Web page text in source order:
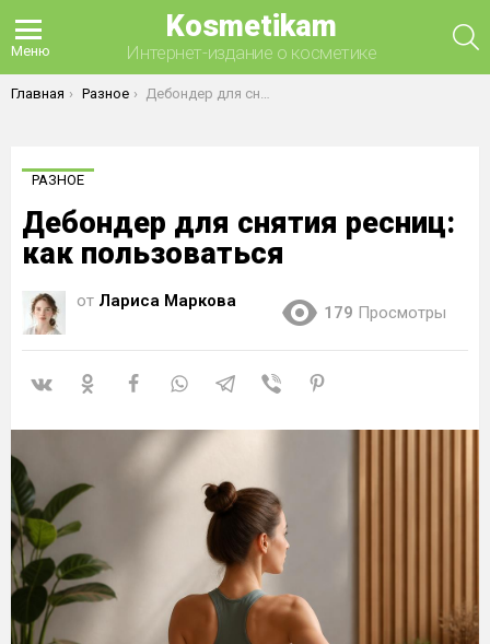
Меню
Kosmetikam
Интернет-издание о косметике
Вы здесь:
Главная Разное Дебондер для снятия ресниц: как пользоваться
РАЗНОЕ
Дебондер для снятия ресниц:
как пользоваться
от Лариса Маркова
179 Просмотры